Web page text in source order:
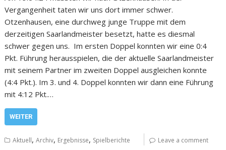
Vergangenheit taten wir uns dort immer schwer.
Otzenhausen, eine durchweg junge Truppe mit dem
derzeitigen Saarlandmeister besetzt, hatte es diesmal
schwer gegen uns. Im ersten Doppel konnten wir eine 0:4
Pkt. Führung herausspielen, die der aktuelle Saarlandmeister
mit seinem Partner im zweiten Doppel ausgleichen konnte
(4:4 Pkt.). Im 3. und 4. Doppel konnten wir dann eine Führung
mit 4:12 Pkt.…
WEITER
Aktuell,Archiv, Ergebnisse, Spielberichte Leave a comment